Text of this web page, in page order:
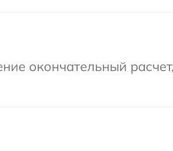
окончательный